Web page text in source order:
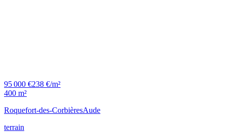
95 000 €238 €/m²
400 m²
Roquefort-des-CorbièresAude
terrain